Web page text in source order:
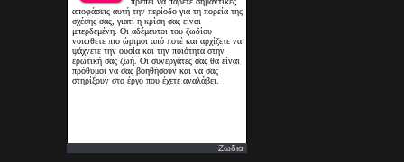
Ζωδια